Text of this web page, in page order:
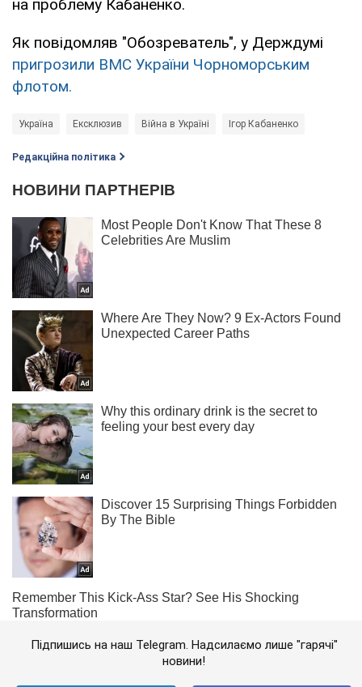
на проблему Кабаненко.
Як повідомляв "Обозреватель", у Держдумі
пригрозили ВМС України Чорноморським
флотом.
Україна Ексклюзив Війна в Україні Ігор Кабаненко
Редакційна політика
Підпишись на наш Telegram. Надсилаємо лише "гарячі"
новини!